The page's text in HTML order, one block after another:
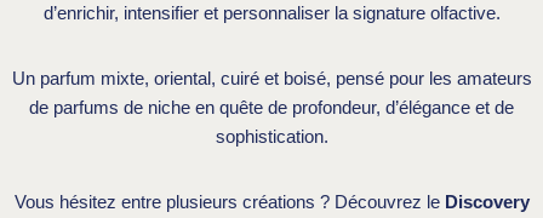
d’enrichir, intensifier et personnaliser la signature olfactive.
Un parfum mixte, oriental, cuiré et boisé, pensé pour les amateurs
de parfums de niche en quête de profondeur, d’élégance et de
sophistication.
Vous hésitez entre plusieurs créations ? Découvrez le Discovery